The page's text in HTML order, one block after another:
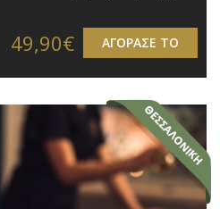
ΑΓΟΡΑΣΕ ΤΟ
49,90€